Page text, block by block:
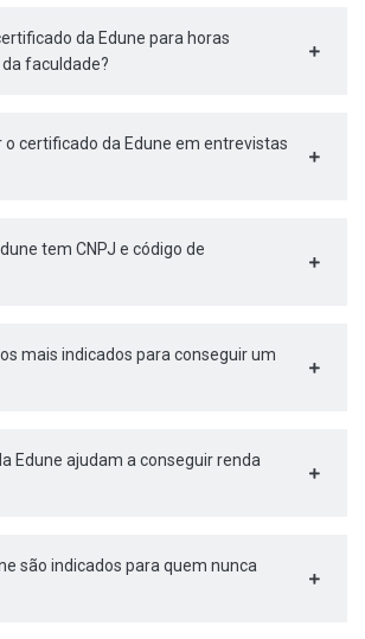
da Edune para horas
faculdade?
o certificado da Edune em entrevistas
tem CNPJ e código de
mais indicados para conseguir um
Edune ajudam a conseguir renda
são indicados para quem nunca